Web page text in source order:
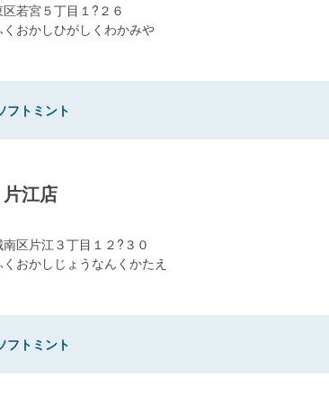
若宮５丁目１?２６
おかしひがしくわかみや
フトミント
江店
区片江３丁目１２?３０
おかしじょうなんくかたえ
フトミント